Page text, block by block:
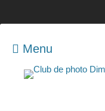
Menu
Club